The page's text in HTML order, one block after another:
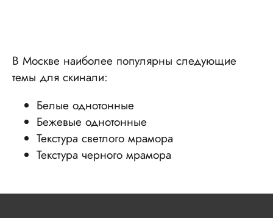
В Москве наиболее популярны следующие
темы для скинали:
Белые однотонные
Бежевые однотонные
Текстура светлого мрамора
Текстура черного мрамора